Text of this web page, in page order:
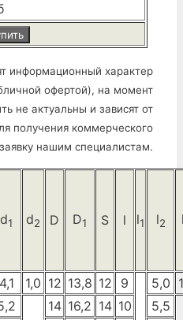
информационный характер
офертой), на момент
не актуальны и зависят от
получения коммерческого
нашим специалистам.
d1 d2 D D1 S l l1 l2
4,1 1,0 12 13,8 12 9 5,0
14 16,2 14 10 5,5